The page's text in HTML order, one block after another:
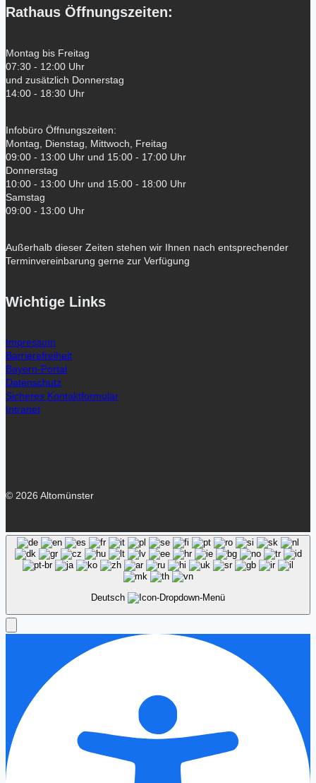
Rathaus Öffnungszeiten:
Montag bis Freitag
07:30 - 12:00 Uhr
und zusätzlich Donnerstag
14:00 - 18:30 Uhr
Infobüro Öffnungszeiten:
Montag, Dienstag, Mittwoch, Freitag
09:00 - 13:00 Uhr und 15:00 - 17:00 Uhr
Donnerstag
10:00 - 13:00 Uhr und 15:00 - 18:00 Uhr
Samstag
09:00 - 13:00 Uhr
Außerhalb dieser Zeiten stehen wir Ihnen nach entsprechender
Terminvereinbarung gerne zur Verfügung
Wichtige Links
Impressum
Barrierefreiheit
Bayern-Portal
Datenschutz
Sicheres Kontaktformular
Intranet
© 2026 Altomünster
Deutsch